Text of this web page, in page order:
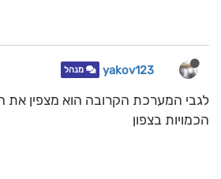
yakov123 מנהל
לגבי המערכת הקרובה הוא מצפין את
הכמויות בצפון